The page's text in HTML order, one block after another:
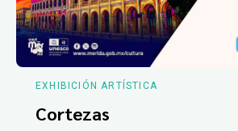
EXHIBICIÓN ARTÍSTICA
Cortezas